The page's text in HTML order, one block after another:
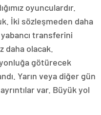
oyunculardır.
İki sözleşmeden daha
transferini
daha olacak.
götürecek
Yarın veya diğer gün
var. Büyük yol